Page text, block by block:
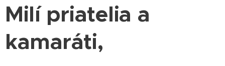
Milí priatelia a
kamaráti,